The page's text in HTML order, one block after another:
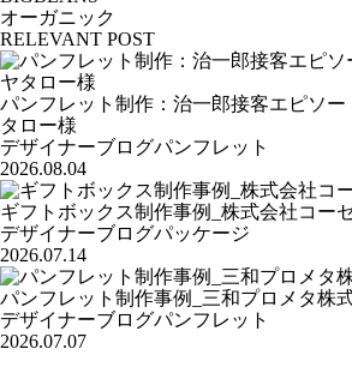
オーガニック
RELEVANT POST
パンフレット制作：治一郎接客エピソー
タロー様
デザイナーブログパンフレット
2026.08.04
ギフトボックス制作事例_株式会社コー
デザイナーブログパッケージ
2026.07.14
パンフレット制作事例_三和プロメタ株
デザイナーブログパンフレット
2026.07.07